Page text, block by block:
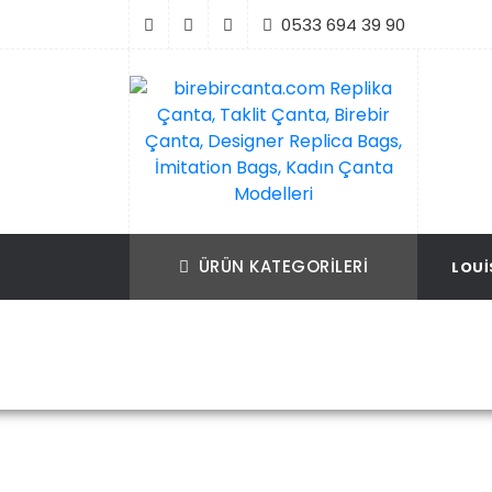
0533 694 39 90
Bags, Kadın Çanta Modelleri
ÜRÜN KATEGORILERI